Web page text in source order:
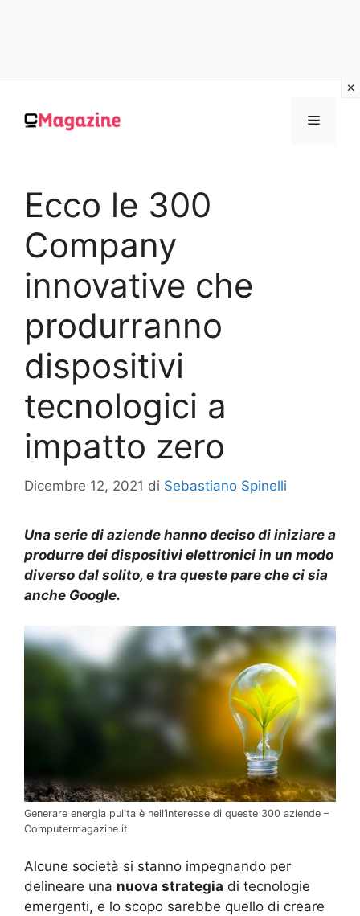
contenuto
MENU
Ecco le 300
Company
innovative che
produrranno
dispositivi
tecnologici a
impatto zero
Dicembre 12, 2021 di Sebastiano Spinelli
Una serie di aziende hanno deciso di iniziare a
produrre dei dispositivi elettronici in un modo
diverso dal solito, e tra queste pare che ci sia
anche Google.
Generare energia pulita è nell’interesse di queste 300 aziende –
Computermagazine.it
Alcune società si stanno impegnando per
delineare una nuova strategia di tecnologie
emergenti, e lo scopo sarebbe quello di creare